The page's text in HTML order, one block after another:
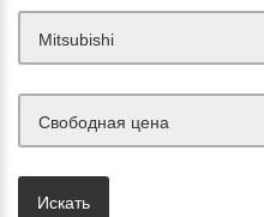
Mitsubishi
Свободная цена